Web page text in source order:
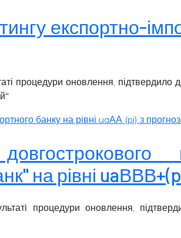
експортно-
процедури оновлення,
"
банку на рівні uaАА (pi) з
на рівні
процедури оновлення,